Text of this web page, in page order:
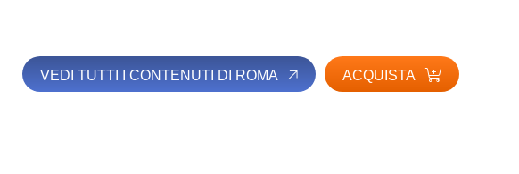
VEDI TUTTI I CONTENUTI DI ROMA ACQUISTA